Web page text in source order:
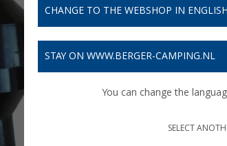
CHANGE TO THE WEBSHOP IN ENGLISH
STAY ON WWW.BERGER-CAMPING.NL
You can change the
SELECT